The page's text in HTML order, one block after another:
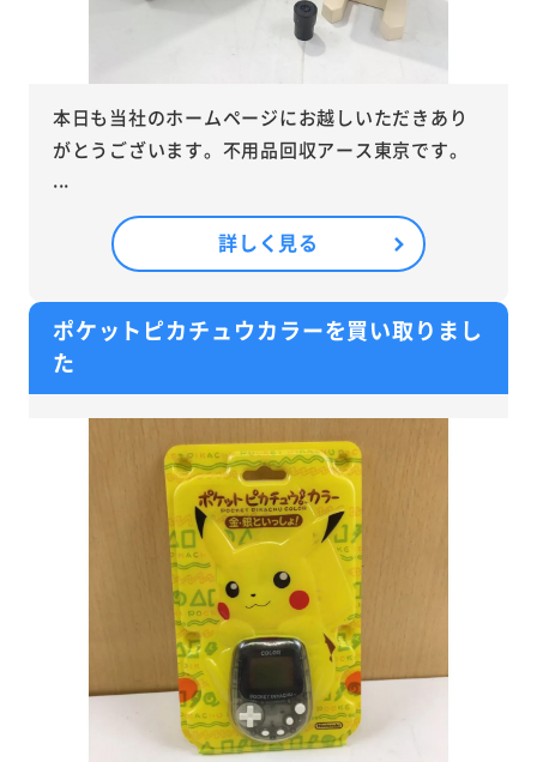
本日も当社のホームページにお越しいただきあり
がとうございます。不用品回収アース東京です。
...
詳しく見る
ポケットピカチュウカラーを買い取りまし
た